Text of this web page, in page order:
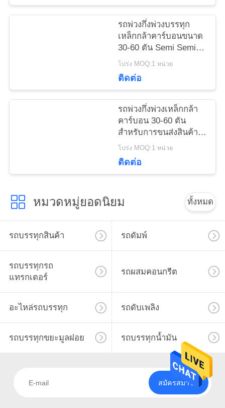
เว็บไซต์
เป็น
รถพ่วงกึ่งพ่วงบรรทุก
เหล็กกล้าคาร์บอนขนาด
30-60 ตัน Semi Semi
Trailer
โปร่ง MOQ:1 หน่วย
ติดต่อ
รถพ่วงกึ่งพ่วงเหล็กกล้า
คาร์บอน 30-60 ตัน
สำหรับการขนส่งสินค้า
พิเศษ
โปร่ง MOQ:1 หน่วย
ติดต่อ
หมวดหมู่ยอดนิยม ทั้งหมด
รถบรรทุกสินค้า รถดัมพ์
รถบรรทุกรถ
แทรกเตอร์
รถผสมคอนกรีต
อะไหล่รถบรรทุก รถดับเพลิง
รถบรรทุกขยะมูลฝอย รถบรรทุกน้ำมัน
สมัครสมาชิก